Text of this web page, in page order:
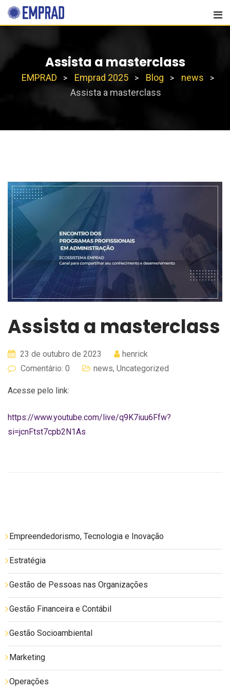
Assista a masterclass
EMPRAD > Emprad 2025 > Blog > news >
Assista a masterclass
Assista a masterclass
23 de outubro de 2023
henrick
Comentário: 0
news, Uncategorized
Acesse pelo link:
https://www.youtube.com/live/q9K7iuu6Ffw?
si=jcnFtst7cpb2N1As
Empreendedorismo, Tecnologia e Inovação
Estratégia
Gestão de Pessoas nas Organizações
Gestão Financeira e Contábil
Gestão Socioambiental
Marketing
Operações